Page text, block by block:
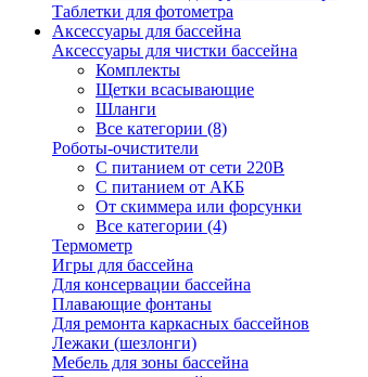
Таблетки для фотометра
Аксессуары для бассейна
Аксессуары для чистки бассейна
Комплекты
Щетки всасывающие
Шланги
Все категории (8)
Роботы-очистители
С питанием от сети 220В
С питанием от АКБ
От скиммера или форсунки
Все категории (4)
Термометр
Игры для бассейна
Для консервации бассейна
Плавающие фонтаны
Для ремонта каркасных бассейнов
Лежаки (шезлонги)
Мебель для зоны бассейна